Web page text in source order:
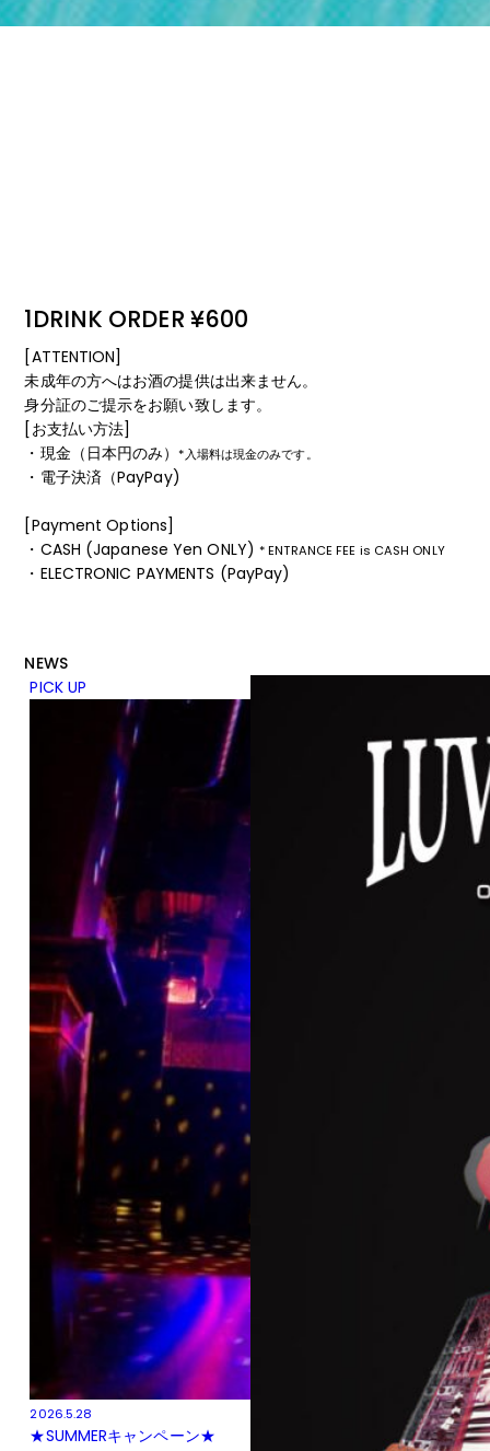
1DRINK ORDER ¥600
[ATTENTION]
未成年の方へはお酒の提供は出来ません。
身分証のご提示をお願い致します。
[お支払い方法]
・現金（日本円のみ）*入場料は現金のみです。
・電子決済（PayPay)
[Payment Options]
・CASH (Japanese Yen ONLY)* ENTRANCE FEE is CASH ONLY
・ELECTRONIC PAYMENTS (PayPay)
NEWS
PICK UP
2026.5.28
★SUMMERキャンペーン★